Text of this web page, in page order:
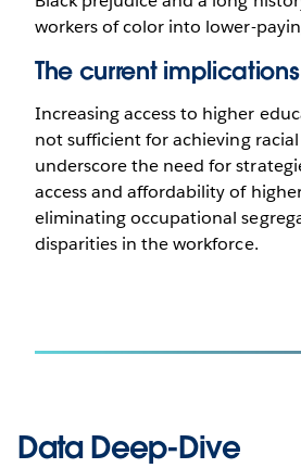
workers of color into lower-
The current implications
Increasing access to higher
not sufficient for achieving
underscore the need for
access and affordability of
eliminating occupational
disparities in the workforce.
Data Deep-Dive